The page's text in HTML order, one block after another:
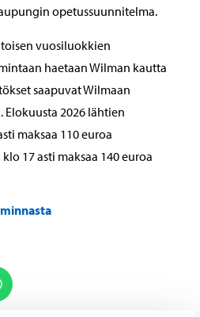
opetussuunnitelma.
vuosiluokkien
haetaan Wilman kautta
saapuvat Wilmaan
2026 lähtien
maksaa 110 euroa
17 asti maksaa 140 euroa